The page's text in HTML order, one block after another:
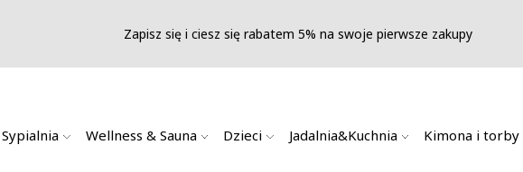
Zapisz się i ciesz się rabatem 5% na swoje pierwsze zakupy
Sypialnia Wellness & Sauna Dzieci Jadalnia&Kuchnia Kimona i torby